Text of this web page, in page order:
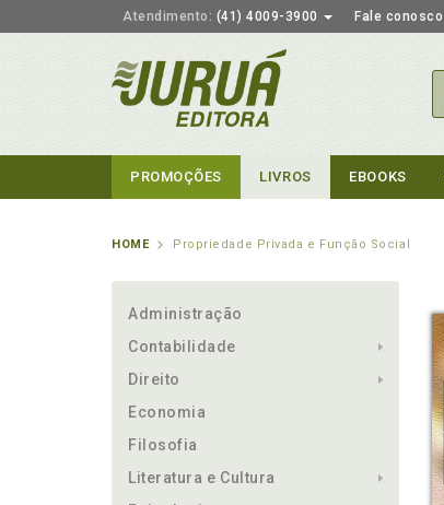
Atendimento: (41) 4009-3900 Fale conosco
PROMOÇÕES LIVROS EBOOKS
HOME Propriedade Privada e Função Social
Administração
Contabilidade
Direito
Economia
Filosofia
Literatura e Cultura